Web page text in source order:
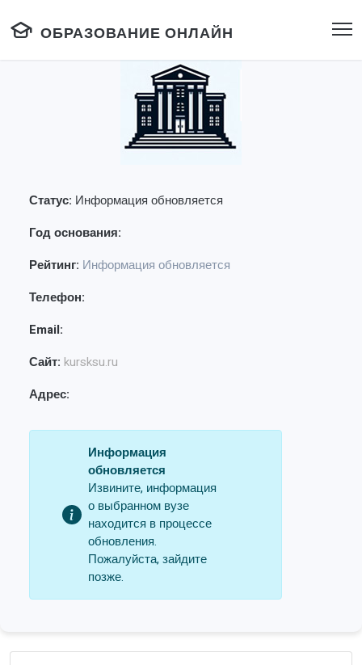
ОБРАЗОВАНИЕ ОНЛАЙН
Статус: Информация обновляется
Год основания:
Рейтинг: Информация обновляется
Телефон:
Email:
Сайт: kursksu.ru
Адрес:
Информация
обновляется
Извините, информация
о выбранном вузе
находится в процессе
обновления.
Пожалуйста, зайдите
позже.